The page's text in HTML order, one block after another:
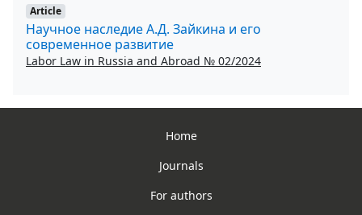
Article
Научное наследие А.Д. Зайкина и его
современное развитие
Labor Law in Russia and Abroad № 02/2024
Home
Journals
For authors